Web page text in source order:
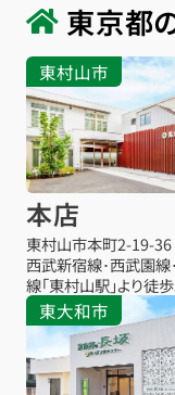
東京都
東村山市
本店
東村山市本町2-19-36
西武新宿線･西武園線
線「東村山駅」より徒
東大和市